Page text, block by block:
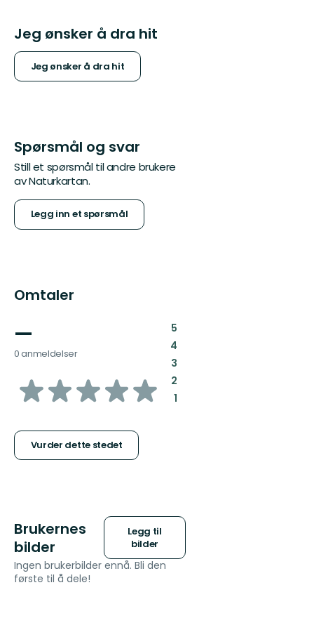
Jeg ønsker å dra hit
Jeg ønsker å dra hit
Spørsmål og svar
Still et spørsmål til andre brukere
av Naturkartan.
Legg inn et spørsmål
Omtaler
—
0 anmeldelser
av
stjerner
Vurder dette stedet
5:
4:
3:
2:
1:
Brukernes
bilder
Legg til
bilder
Ingen brukerbilder ennå. Bli den
første til å dele!